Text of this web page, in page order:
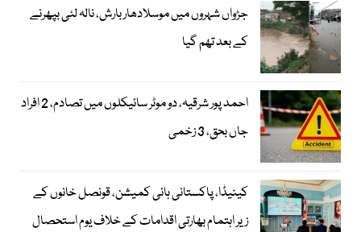
جڑواں شہروں میں موسلادھار بارش، نالہ لئی بپھرنے
کے بعد تھم گیا
احمد پور شرقیہ، دو موٹر سائیکلوں میں تصادم، 2 افراد
جاں بحق، 3 زخمی
کینیڈا، پاکستانی ہائی کمیشن، قونصل خانوں کے
زیر اہتمام بھارتی اقدامات کے خلاف یوم استحصال